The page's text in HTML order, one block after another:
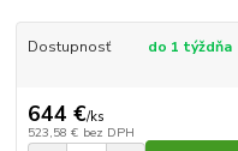
Dostupnosť do 1 týždňa
644 €/ks
523,58 € bez DPH